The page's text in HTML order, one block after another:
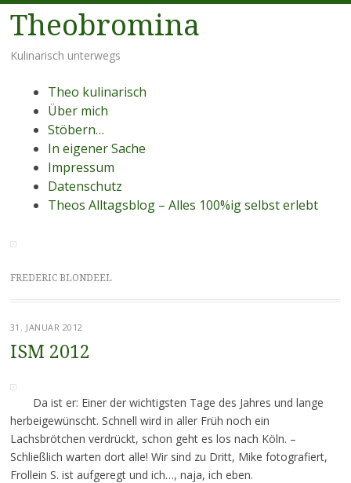
Theobromina
Kulinarisch unterwegs
Menü
Zum
Inhalt
springen
Theo kulinarisch
Über mich
Stöbern…
In eigener Sache
Impressum
Datenschutz
Theos Alltagsblog – Alles 100%ig selbst erlebt
FREDERIC BLONDEEL
31. JANUAR 2012
ISM 2012
Da ist er: Einer der wichtigsten Tage des Jahres und lange
herbeigewünscht. Schnell wird in aller Früh noch ein
Lachsbrötchen verdrückt, schon geht es los nach Köln. –
Schließlich warten dort alle! Wir sind zu Dritt, Mike fotografiert,
Frollein S. ist aufgeregt und ich…, naja, ich eben.